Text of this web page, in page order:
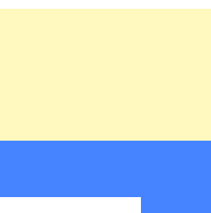
l'engagement de celles et ceux qui